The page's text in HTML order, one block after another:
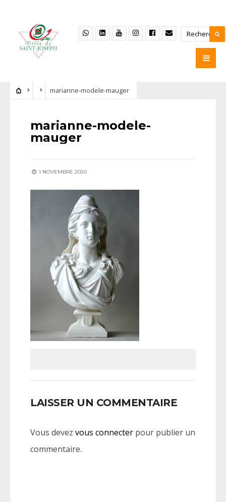
marianne-modele-mauger
marianne-modele-
mauger
1 NOVEMBRE 2020
LAISSER UN COMMENTAIRE
Vous devez vous connecter pour publier un
commentaire.